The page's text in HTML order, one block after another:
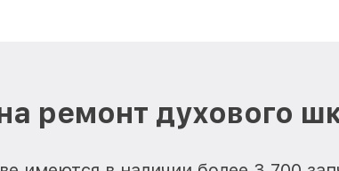
ремонт духового